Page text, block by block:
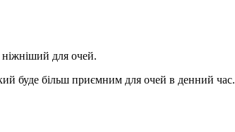
для очей.
буде більш приємним для очей в денний час.